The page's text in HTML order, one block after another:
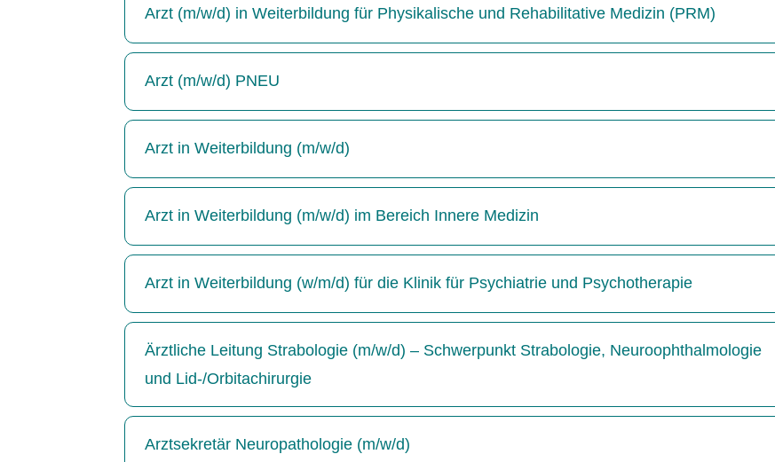
Arzt (m/w/d) in Weiterbildung für Physikalische und Rehabilitative Medizin (PRM)
Arzt (m/w/d) PNEU
Arzt in Weiterbildung (m/w/d)
Arzt in Weiterbildung (m/w/d) im Bereich Innere Medizin
Arzt in Weiterbildung (w/m/d) für die Klinik für Psychiatrie und Psychotherapie
Ärztliche Leitung Strabologie (m/w/d) – Schwerpunkt Strabologie, Neuroophthalmologie
und Lid-/Orbitachirurgie
Arztsekretär Neuropathologie (m/w/d)